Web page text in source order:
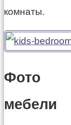
комнаты.
Фото
мебели